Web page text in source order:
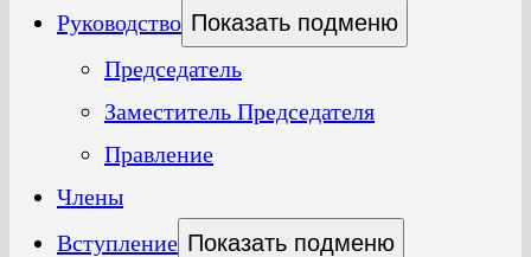
Руководство Показать подменю
Председатель
Заместитель Председателя
Правление
Члены
Вступление Показать подменю